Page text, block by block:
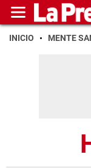
INICIO MENTE